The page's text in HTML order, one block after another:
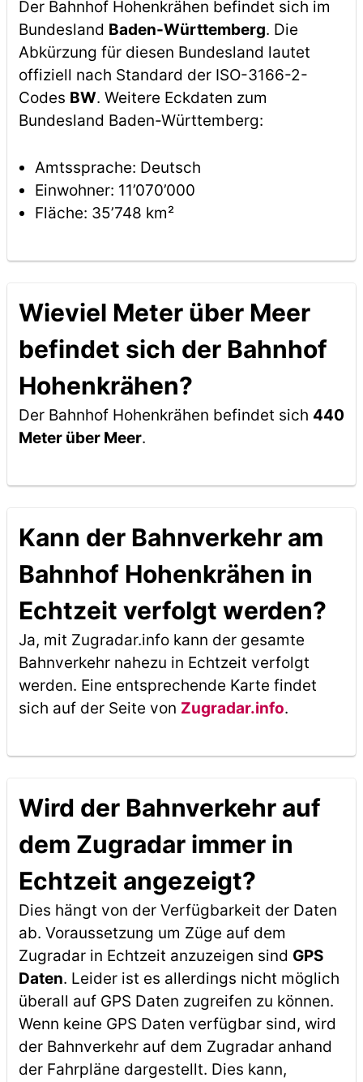
Der Bahnhof Hohenkrähen befindet sich im
Bundesland Baden-Württemberg. Die
Abkürzung für diesen Bundesland lautet
offiziell nach Standard der ISO-3166-2-
Codes BW. Weitere Eckdaten zum
Bundesland Baden-Württemberg:
Amtssprache: Deutsch
Einwohner: 11’070’000
Fläche: 35’748 km²
Wieviel Meter über Meer
befindet sich der Bahnhof
Hohenkrähen?
Der Bahnhof Hohenkrähen befindet sich 440
Meter über Meer.
Kann der Bahnverkehr am
Bahnhof Hohenkrähen in
Echtzeit verfolgt werden?
Ja, mit Zugradar.info kann der gesamte
Bahnverkehr nahezu in Echtzeit verfolgt
werden. Eine entsprechende Karte findet
sich auf der Seite von Zugradar.info.
Wird der Bahnverkehr auf
dem Zugradar immer in
Echtzeit angezeigt?
Dies hängt von der Verfügbarkeit der Daten
ab. Voraussetzung um Züge auf dem
Zugradar in Echtzeit anzuzeigen sind GPS
Daten. Leider ist es allerdings nicht möglich
überall auf GPS Daten zugreifen zu können.
Wenn keine GPS Daten verfügbar sind, wird
der Bahnverkehr auf dem Zugradar anhand
der Fahrpläne dargestellt. Dies kann,